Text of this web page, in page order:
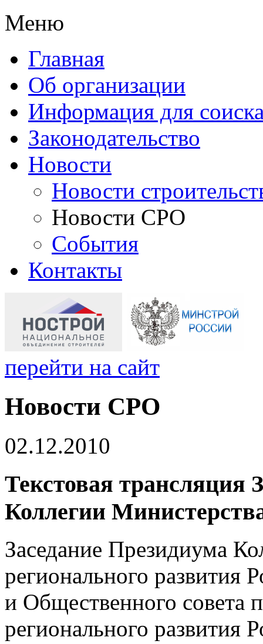
Меню
Главная
Об организации
Информация для
Законодательство
Новости
Новости
Новости СРО
События
Контакты
перейти на сайт
Новости СРО
02.12.2010
Текстовая трансляция
Коллегии
Заседание Президиума
регионального развития
и Общественного совета
регионального развития